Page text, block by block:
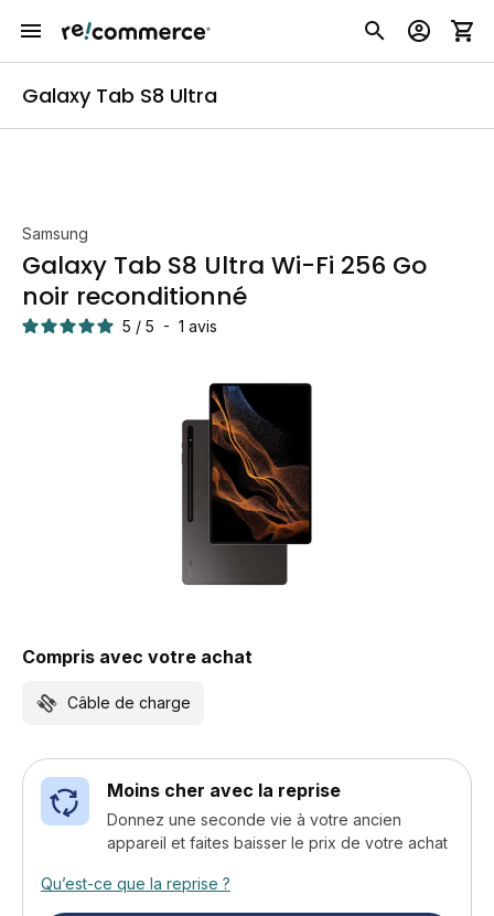
Galaxy Tab S8 Ultra
Samsung
Galaxy Tab S8 Ultra Wi-Fi 256 Go
noir reconditionné
5 / 5 - 1 avis
Compris avec votre achat
Câble de charge
Moins cher avec la reprise
Donnez une seconde vie à votre ancien
appareil et faites baisser le prix de votre achat
Qu’est-ce que la reprise ?